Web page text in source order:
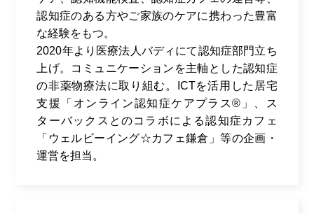
認知症のある方やご家族のケアに携わった豊富
な経験をもつ。
2020年より医療法人バディにて認知症部門立ち
上げ。コミュニケーションを主軸とした認知症
の非薬物療法に取り組む。
ICTを活用した居宅
支援「オンライン認知症ケアプラス® 」、ス
ターバックスとのコラボによる認知症カフェ
「ウェルビーイング☆カフェ鎌倉」等の企画・
運営を担当。